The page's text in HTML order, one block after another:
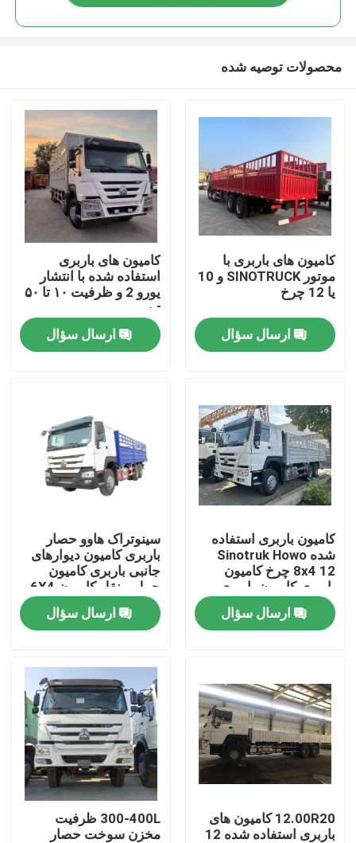
محصولات
فیلم های
درباره ما
تور کارخانه
کنترل کیفیت
با ما تماس بگیرید
درخواست نقل قول
کامیون های زباله برداری استفاده شده
کامیون های تخلیه کننده دست دوم
محصولات توصیه شده
کامیون های باربری با
موتور SINOTRUCK و 10
یا 12 چرخ
ارسال سؤال
کامیون های باربری
استفاده شده با انتشار
یورو 2 و ظرفیت ۱۰ تا ۵۰
تن
ارسال سؤال
کامیون باربری استفاده
شده Sinotruk Howo
8x4 12 چرخ کامیون
باربری کامیون باربری
کامیون
ارسال سؤال
سینوتراک هاوو حصار
باربری کامیون دیوارهای
جانبی باربری کامیون
حمل و نقل کامیون 6X4
کار سنگین 380hp
ارسال سؤال
12.00R20 کامیون های
باربری استفاده شده 12
300-400L ظرفیت
مخزن سوخت حصار